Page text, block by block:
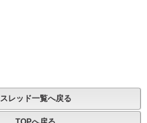
スレッド一覧へ戻る